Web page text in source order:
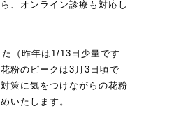
、オンライン診療も対応し
（昨年は1/13日少量です
粉のピークは3月3日頃で
策に気をつけながらの花粉
いたします。